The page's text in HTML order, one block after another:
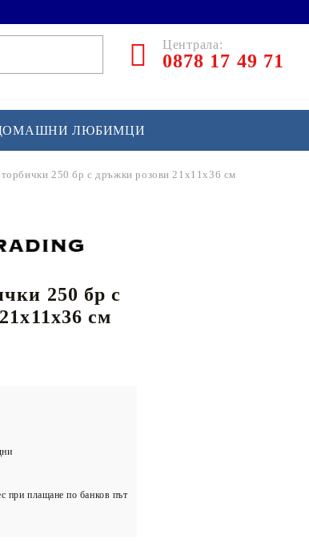
Централа:
0878 17 49 71
оборудване
ЛЮБИМЦИ
250 бр с дръжки розови 21x11x36 см
250 бр с
см
при плащане по банков път